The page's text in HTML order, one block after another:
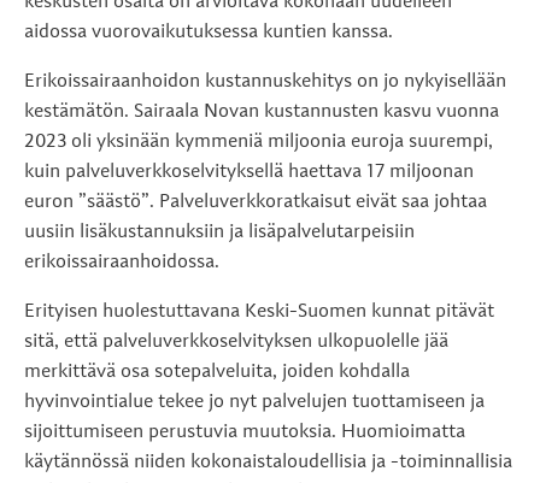
aidossa vuorovaikutuksessa kuntien kanssa.
Erikoissairaanhoidon kustannuskehitys on jo nykyisellään
kestämätön. Sairaala Novan kustannusten kasvu vuonna
2023 oli yksinään kymmeniä miljoonia euroja suurempi,
kuin palveluverkkoselvityksellä haettava 17 miljoonan
euron ”säästö”. Palveluverkkoratkaisut eivät saa johtaa
uusiin lisäkustannuksiin ja lisäpalvelutarpeisiin
erikoissairaanhoidossa.
Erityisen huolestuttavana Keski-Suomen kunnat pitävät
sitä, että palveluverkkoselvityksen ulkopuolelle jää
merkittävä osa sotepalveluita, joiden kohdalla
hyvinvointialue tekee jo nyt palvelujen tuottamiseen ja
sijoittumiseen perustuvia muutoksia. Huomioimatta
käytännössä niiden kokonaistaloudellisia ja -toiminnallisia